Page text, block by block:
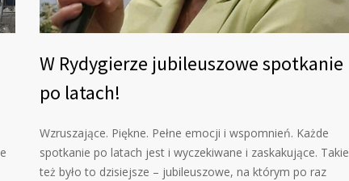
W Rydygierze jubileuszowe spotkanie
po latach!
Wzruszające. Piękne. Pełne emocji i wspomnień. Każde
spotkanie po latach jest i wyczekiwane i zaskakujące. Takie
też było to dzisiejsze – jubileuszowe, na którym po raz